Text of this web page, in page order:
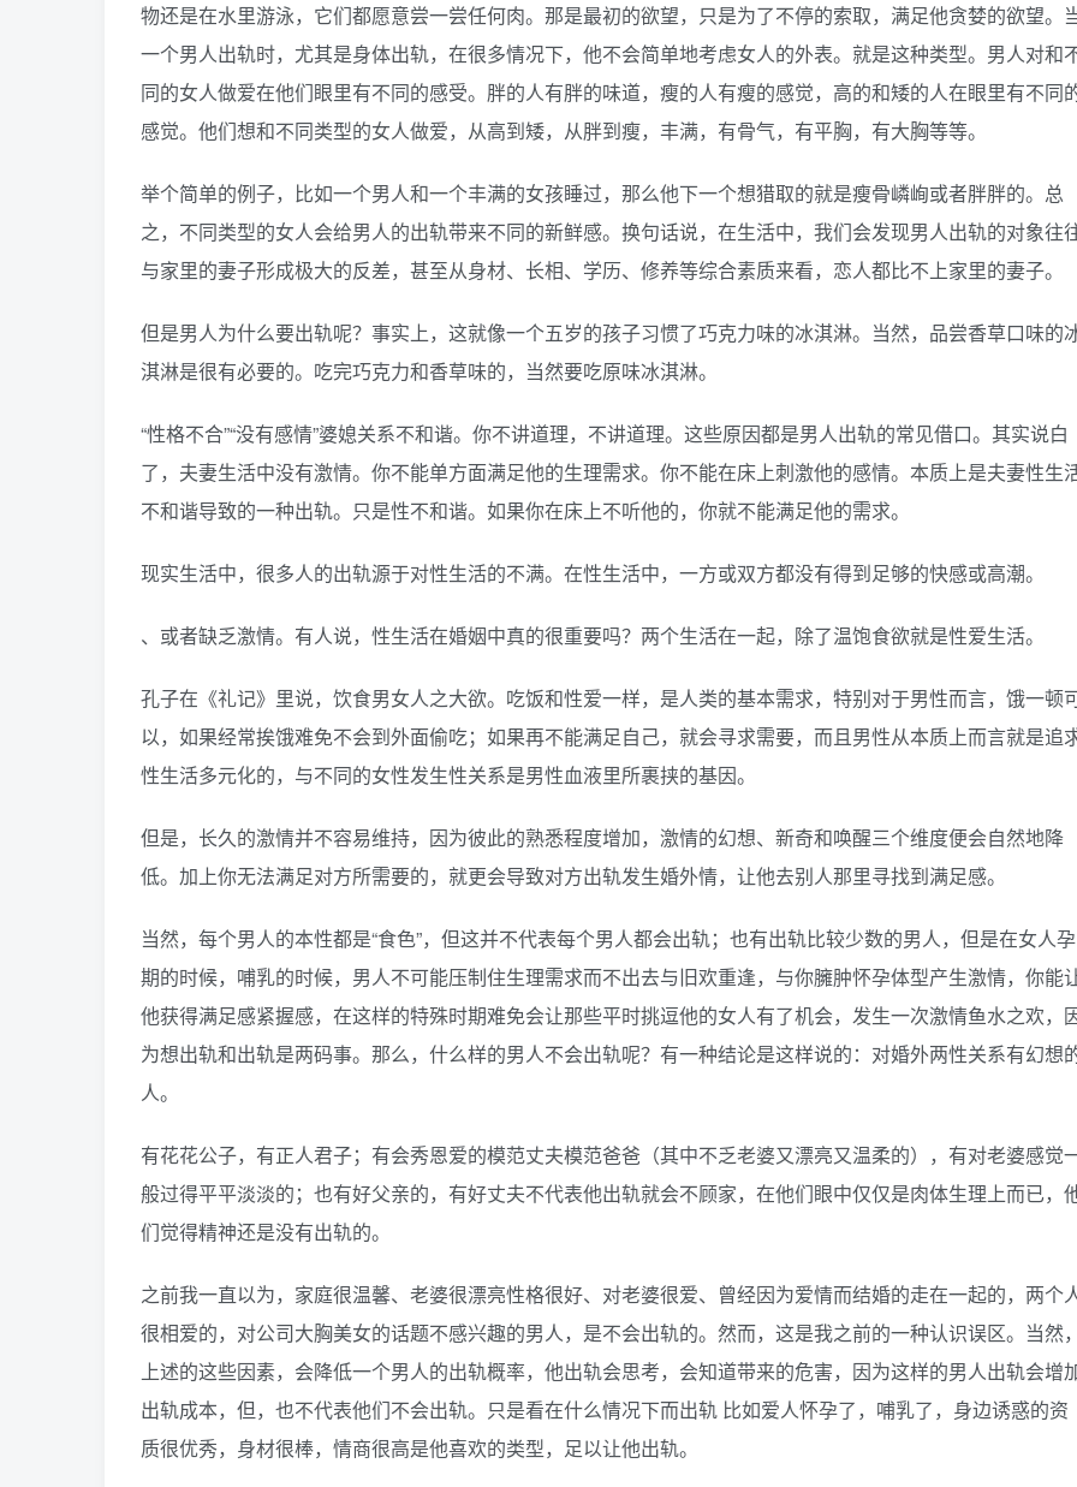
物还是在水里游泳，它们都愿意尝一尝任何肉。那是最初的欲望，只是为了不停的索取，满足他贪婪的欲望。
一个男人出轨时，尤其是身体出轨，在很多情况下，他不会简单地考虑女人的外表。就是这种类型。男人对和
同的女人做爱在他们眼里有不同的感受。胖的人有胖的味道，瘦的人有瘦的感觉，高的和矮的人在眼里有不同
感觉。他们想和不同类型的女人做爱，从高到矮，从胖到瘦，丰满，有骨气，有平胸，有大胸等等。
举个简单的例子，比如一个男人和一个丰满的女孩睡过，那么他下一个想猎取的就是瘦骨嶙峋或者胖胖的。总
之，不同类型的女人会给男人的出轨带来不同的新鲜感。换句话说，在生活中，我们会发现男人出轨的对象往
与家里的妻子形成极大的反差，甚至从身材、长相、学历、修养等综合素质来看，恋人都比不上家里的妻子。
但是男人为什么要出轨呢？事实上，这就像一个五岁的孩子习惯了巧克力味的冰淇淋。当然，品尝香草口味的
淇淋是很有必要的。吃完巧克力和香草味的，当然要吃原味冰淇淋。
“性格不合”“没有感情”婆媳关系不和谐。你不讲道理，不讲道理。这些原因都是男人出轨的常见借口。其实说白
了，夫妻生活中没有激情。你不能单方面满足他的生理需求。你不能在床上刺激他的感情。本质上是夫妻性生
不和谐导致的一种出轨。只是性不和谐。如果你在床上不听他的，你就不能满足他的需求。
现实生活中，很多人的出轨源于对性生活的不满。在性生活中，一方或双方都没有得到足够的快感或高潮。
、或者缺乏激情。有人说，性生活在婚姻中真的很重要吗？两个生活在一起，除了温饱食欲就是性爱生活。
孔子在《礼记》里说，饮食男女人之大欲。吃饭和性爱一样，是人类的基本需求，特别对于男性而言，饿一顿
以，如果经常挨饿难免不会到外面偷吃；如果再不能满足自己，就会寻求需要，而且男性从本质上而言就是追
性生活多元化的，与不同的女性发生性关系是男性血液里所裹挟的基因。
但是，长久的激情并不容易维持，因为彼此的熟悉程度增加，激情的幻想、新奇和唤醒三个维度便会自然地降
低。加上你无法满足对方所需要的，就更会导致对方出轨发生婚外情，让他去别人那里寻找到满足感。
当然，每个男人的本性都是“食色”，但这并不代表每个男人都会出轨；也有出轨比较少数的男人，但是在女人孕
期的时候，哺乳的时候，男人不可能压制住生理需求而不出去与旧欢重逢，与你臃肿怀孕体型产生激情，你能
他获得满足感紧握感，在这样的特殊时期难免会让那些平时挑逗他的女人有了机会，发生一次激情鱼水之欢，
为想出轨和出轨是两码事。那么，什么样的男人不会出轨呢？有一种结论是这样说的：对婚外两性关系有幻想
人。
有花花公子，有正人君子；有会秀恩爱的模范丈夫模范爸爸（其中不乏老婆又漂亮又温柔的），有对老婆感觉
般过得平平淡淡的；也有好父亲的，有好丈夫不代表他出轨就会不顾家，在他们眼中仅仅是肉体生理上而已，
们觉得精神还是没有出轨的。
之前我一直以为，家庭很温馨、老婆很漂亮性格很好、对老婆很爱、曾经因为爱情而结婚的走在一起的，两个
很相爱的，对公司大胸美女的话题不感兴趣的男人，是不会出轨的。然而，这是我之前的一种认识误区。当然，
上述的这些因素，会降低一个男人的出轨概率，他出轨会思考，会知道带来的危害，因为这样的男人出轨会增
出轨成本，但，也不代表他们不会出轨。只是看在什么情况下而出轨 比如爱人怀孕了，哺乳了，身边诱惑的资
质很优秀，身材很棒，情商很高是他喜欢的类型，足以让他出轨。